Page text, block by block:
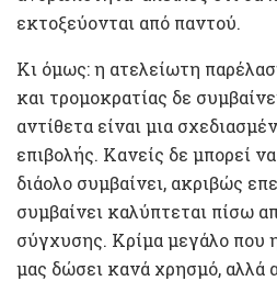
εκτοξεύονται από παντού.
Κι όμως: η ατελείωτη
και τρομοκρατίας δε
αντίθετα είναι μια
επιβολής. Κανείς δε μπορεί
διάολο συμβαίνει, ακριβώς
συμβαίνει καλύπτεται πίσω
σύγχυσης. Κρίμα μεγάλο που
μας δώσει κανά χρησμό, αλλά